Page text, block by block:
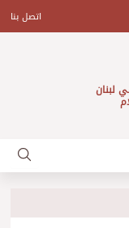
اتصل بنا
لبنان